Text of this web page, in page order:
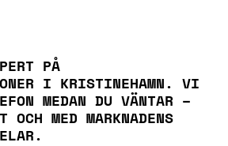
PÅ
I KRISTINEHAMN. VI
MEDAN DU VÄNTAR –
OCH MED MARKNADENS